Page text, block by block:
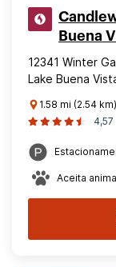
Buena
12341 Winter
Lake Buena
1.58 mi (2.54
4,57
Aceita